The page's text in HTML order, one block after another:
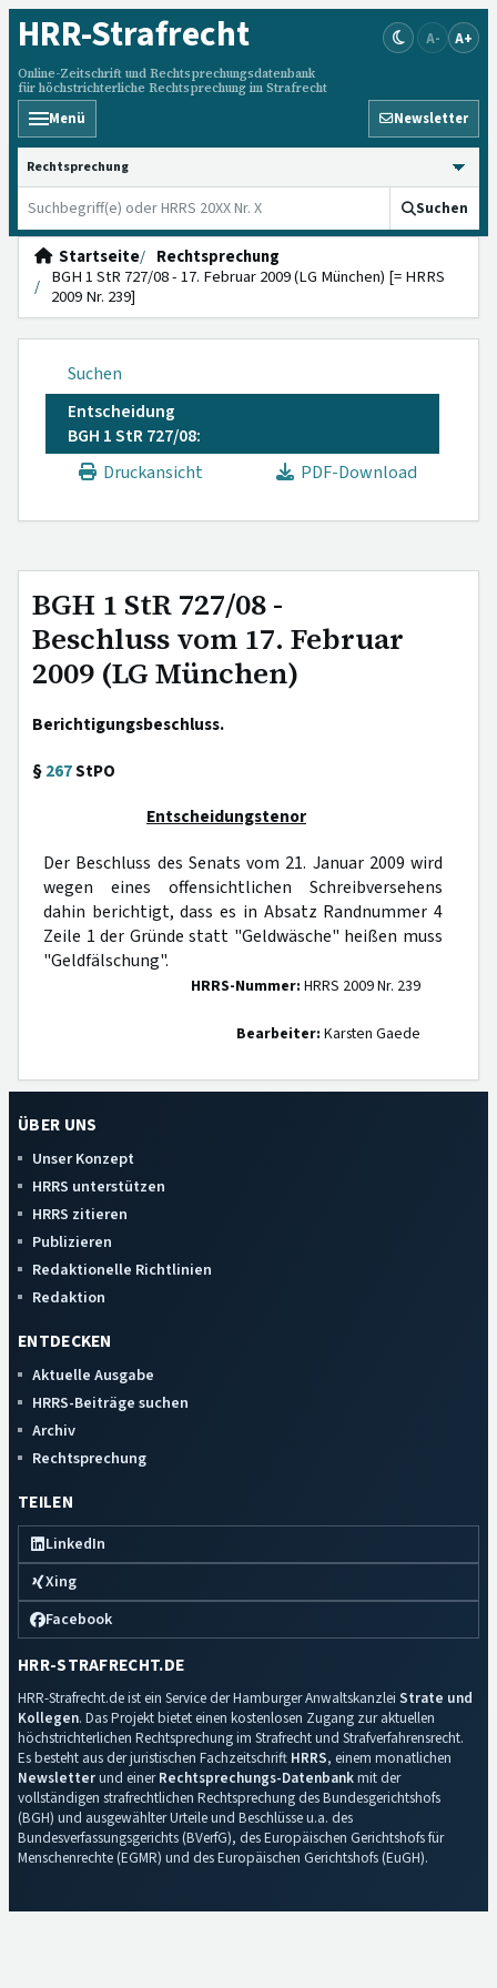
HRR-Strafrecht
Online-Zeitschrift und Rechtsprechungsdatenbank
für höchstrichterliche Rechtsprechung im Strafrecht
A- A+
Menü Newsletter
HRRS durchsuchen
Suchen
Startseite
Rechtsprechung
BGH 1 StR 727/08 - 17. Februar 2009 (LG München) [= HRRS
2009 Nr. 239]
Suchen
Entscheidung
BGH 1 StR 727/08:
Druckansicht
PDF-Download
BGH 1 StR 727/08 -
Beschluss vom 17. Februar
2009 (LG München)
Berichtigungsbeschluss.
§267StPO
Entscheidungstenor
Der Beschluss des Senats vom 21. Januar 2009 wird
wegen eines offensichtlichen Schreibversehens
dahin berichtigt, dass es in Absatz Randnummer 4
Zeile 1 der Gründe statt "Geldwäsche" heißen muss
"Geldfälschung".
HRRS-Nummer: HRRS 2009 Nr. 239
Bearbeiter: Karsten Gaede
ÜBER UNS
Unser Konzept
HRRS unterstützen
HRRS zitieren
Publizieren
Redaktionelle Richtlinien
Redaktion
ENTDECKEN
Aktuelle Ausgabe
HRRS-Beiträge suchen
Archiv
Rechtsprechung
TEILEN
LinkedIn
Xing
Facebook
HRR-STRAFRECHT.DE
HRR-Strafrecht.de ist ein Service der Hamburger Anwaltskanzlei Strate und
Kollegen. Das Projekt bietet einen kostenlosen Zugang zur aktuellen
höchstrichterlichen Rechtsprechung im Strafrecht und Strafverfahrensrecht.
Es besteht aus der juristischen Fachzeitschrift HRRS, einem monatlichen
Newsletterund einerRechtsprechungs-Datenbankmit der
vollständigen strafrechtlichen Rechtsprechung des Bundesgerichtshofs
(BGH) und ausgewählter Urteile und Beschlüsse u.a. des
Bundesverfassungsgerichts (BVerfG), des Europäischen Gerichtshofs für
Menschenrechte (EGMR) und des Europäischen Gerichtshofs (EuGH).